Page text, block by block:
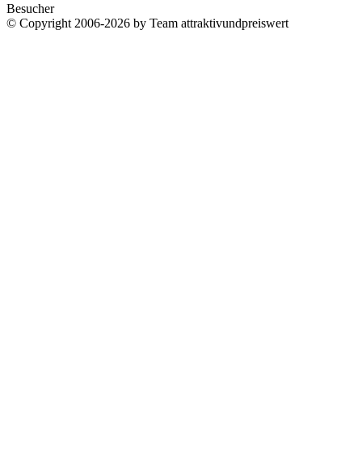
Besucher
© Copyright 2006-2026 by Team attraktivundpreiswert